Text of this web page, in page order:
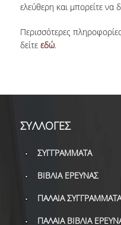
ελεύθερη και μπορείτε
Περισσότερες
δείτε εδώ.
ΣΥΛΛΟΓΕΣ
ΣΥΓΓΡΑΜΜΑΤΑ
ΒΙΒΛΙΑ ΕΡΕΥΝΑΣ
ΠΑΛΑΙΑ ΣΥΓΓΡΑΜΜΑΤΑ
ΠΑΛΑΙΑ ΒΙΒΛΙΑ